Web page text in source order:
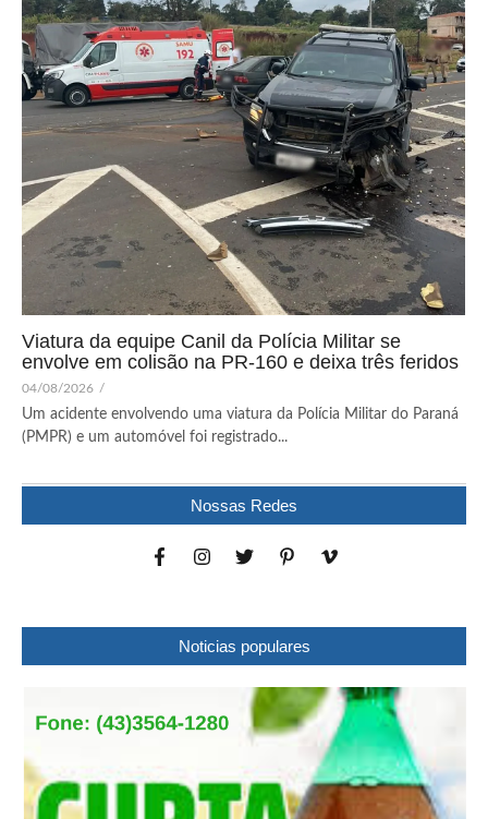
Viatura da equipe Canil da Polícia Militar se
envolve em colisão na PR-160 e deixa três feridos
04/08/2026 /
Um acidente envolvendo uma viatura da Polícia Militar do Paraná
(PMPR) e um automóvel foi registrado...
Nossas Redes
Noticias populares